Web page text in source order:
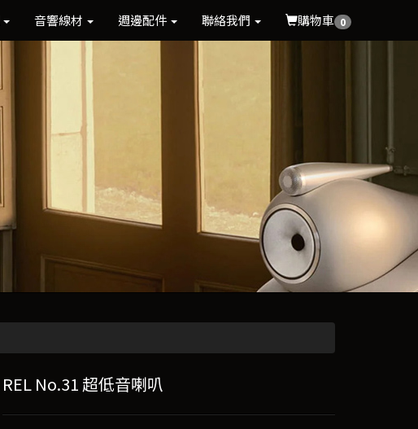
音響線材 週邊配件 聯絡我們 購物車 0
REL No.31 超低音喇叭